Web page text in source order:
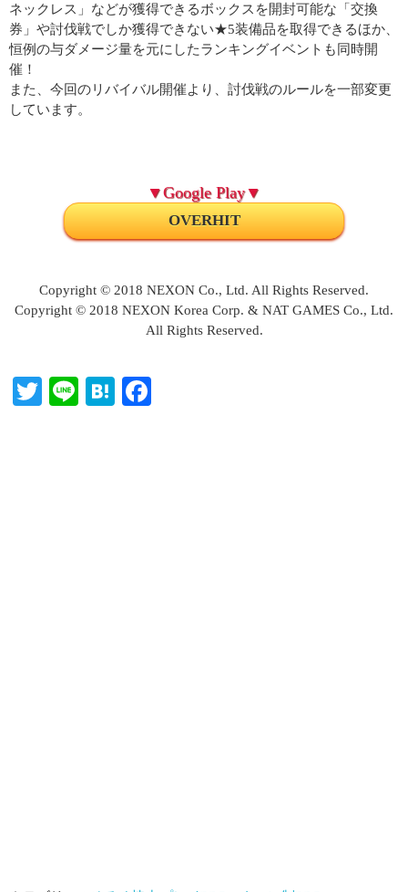
ネックレス」などが獲得できるボックスを開封可能な「交換
券」や討伐戦でしか獲得できない★5装備品を取得できるほか、
恒例の与ダメージ量を元にしたランキングイベントも同時開
催！
また、今回のリバイバル開催より、討伐戦のルールを一部変更
しています。
▼Google Play▼
OVERHIT
Copyright © 2018 NEXON Co., Ltd. All Rights Reserved.
Copyright © 2018 NEXON Korea Corp. & NAT GAMES Co., Ltd.
All Rights Reserved.
T
Li H